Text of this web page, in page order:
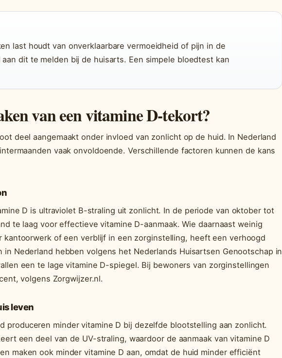
last houdt van onverklaarbare vermoeidheid of pijn in de
dit te melden bij de huisarts. Een simpele bloedtest kan
van een vitamine D-tekort?
deel aangemaakt onder invloed van zonlicht op de huid. In Nederland
vaak onvoldoende. Verschillende factoren kunnen de kans
D is ultraviolet B-straling uit zonlicht. In de periode van oktober tot
te laag voor effectieve vitamine D-aanmaak. Wie daarnaast weinig
kantoorwerk of een verblijf in een zorginstelling, heeft een verhoogd
in Nederland hebben volgens het Nederlands Huisartsen Genootschap in
een te lage vitamine D-spiegel. Bij bewoners van zorginstellingen
volgens Zorgwijzer.nl.
leven
produceren minder vitamine D bij dezelfde blootstelling aan zonlicht.
een deel van de UV-straling, waardoor de aanmaak van vitamine D
maken ook minder vitamine D aan, omdat de huid minder efficiënt